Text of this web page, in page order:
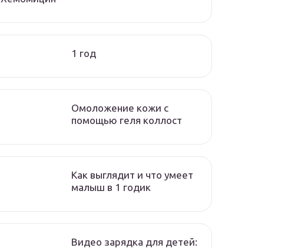
1 год
Омоложение кожи с
помощью геля коллост
Как выглядит и что умеет
малыш в 1 годик
Видео зарядка для детей: